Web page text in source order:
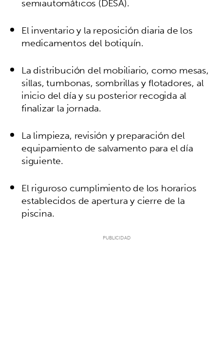
El inventario y la reposición diaria de los
medicamentos del botiquín.
La distribución del mobiliario, como mesas,
sillas, tumbonas, sombrillas y flotadores, al
inicio del día y su posterior recogida al
finalizar la jornada.
La limpieza, revisión y preparación del
equipamiento de salvamento para el día
siguiente.
El riguroso cumplimiento de los horarios
establecidos de apertura y cierre de la
piscina.